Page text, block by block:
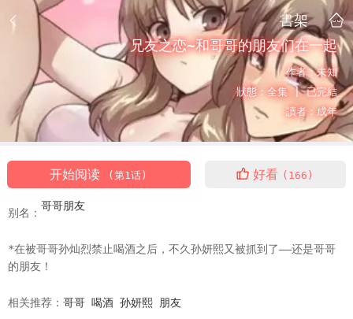
書架
兄友之恋~和哥哥的朋友们在一起
作者：未知
狀態： 全集 |已完結
讀者： 成年
开始阅读 (第1话) 好看 (166)
别名：
哥哥朋友
*在被哥哥孙灿烈禁止喝酒之后，不久孙妍熙又被抓到了——还是哥哥
的朋友！
相关推荐： 哥哥 喝酒 孙妍熙 朋友